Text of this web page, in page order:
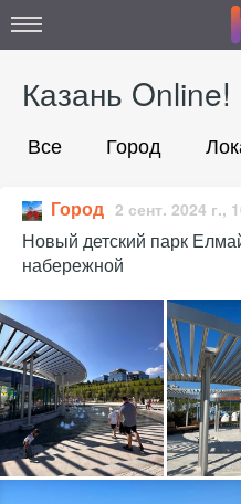
Казань Online!
Все Город
Город 2 сент. 2024 г.,
Новый детский парк
набережной